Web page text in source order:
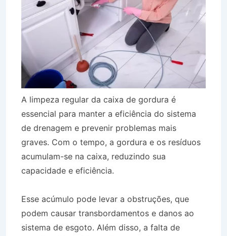
A limpeza regular da caixa de gordura é
essencial para manter a eficiência do sistema
de drenagem e prevenir problemas mais
graves. Com o tempo, a gordura e os resíduos
acumulam-se na caixa, reduzindo sua
capacidade e eficiência.
Esse acúmulo pode levar a obstruções, que
podem causar transbordamentos e danos ao
sistema de esgoto. Além disso, a falta de